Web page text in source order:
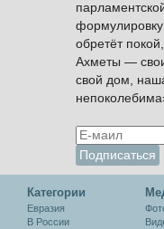
обретёт
Ахметы —
свой дом,
Категории
Евразия
В России